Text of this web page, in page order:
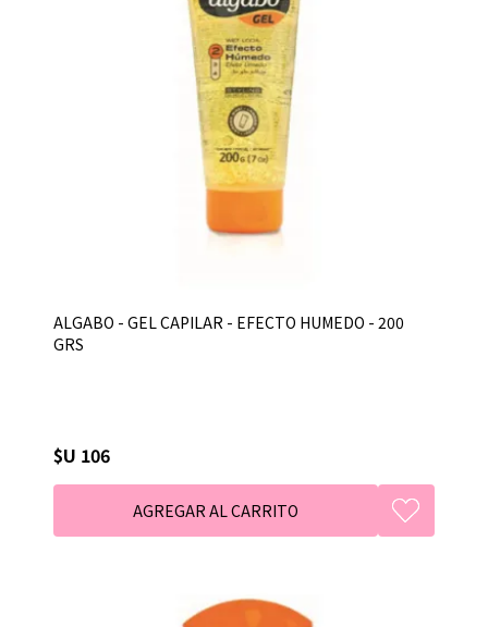
ALGABO - GEL CAPILAR - EFECTO HUMEDO - 200
GRS
$U 106